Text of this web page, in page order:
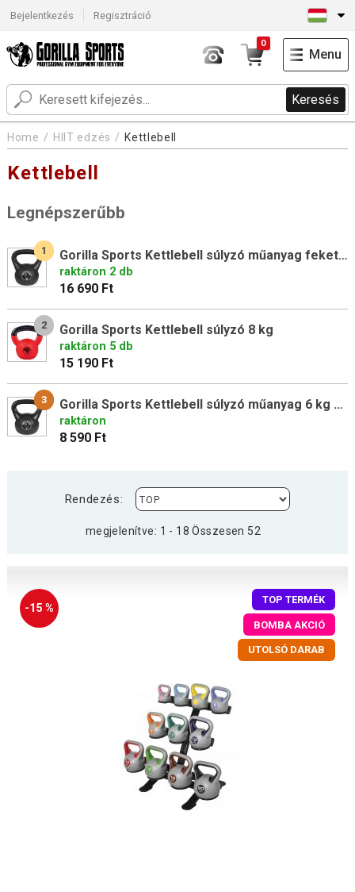
Bejelentkezés Regisztráció
Keresés
0
Menu
Home HIIT edzés Kettlebell
Kettlebell
Legnépszerűbb
1 Gorilla Sports Kettlebell súlyzó műanyag fekete 16 kg
raktáron 2 db
16 690 Ft
2 Gorilla Sports Kettlebell súlyzó 8 kg
raktáron 5 db
15 190 Ft
3 Gorilla Sports Kettlebell súlyzó műanyag 6 kg fekete
raktáron
8 590 Ft
Rendezés:
megjelenítve: 1 - 18 Összesen 52
-15 %
TOP TERMÉK
BOMBA AKCIÓ
UTOLSÓ DARAB